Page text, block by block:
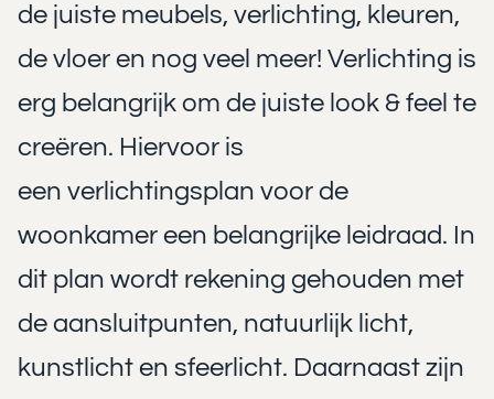
de juiste meubels, verlichting, kleuren,
de vloer en nog veel meer! Verlichting is
erg belangrijk om de juiste look & feel te
creëren. Hiervoor is
een verlichtingsplan voor de
woonkamer een belangrijke leidraad. In
dit plan wordt rekening gehouden met
de aansluitpunten, natuurlijk licht,
kunstlicht en sfeerlicht. Daarnaast zijn